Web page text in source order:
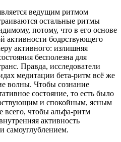
ведущим ритмом
остальные ритмы
потому, что в его основе
активности бодрствующего
активного: излишняя
бесполезна для
Правда, исследователи
медитации бета-ритм всё же
волны. Чтобы сознание
состояние, то есть было
и спокойным, ясным
чтобы альфа-ритм
активность
самоуглублением.